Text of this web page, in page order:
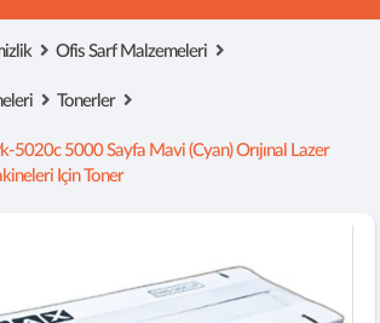
Ofis Sarf Malzemeleri
Tonerler
5020c 5000 Sayfa Mavi (cyan) Orıjınal Lazer
Için Toner